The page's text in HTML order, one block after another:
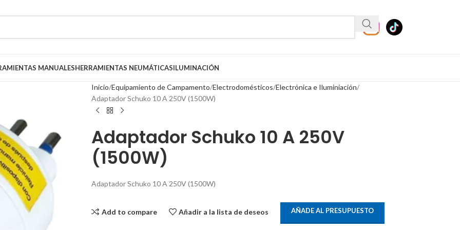
MANUALESHERRAMIENTAS NEUMÁTICASILUMINACIÓN
Inicio Equipamiento de Campamento Electrodomésticos Electrónica e Iluminiación
Adaptador Schuko 10 A 250V (1500W)
Adaptador Schuko 10 A 250V
(1500W)
Adaptador Schuko 10 A 250V (1500W)
Add to compare Añadir a la lista de deseos AÑADE AL PRESUPUESTO